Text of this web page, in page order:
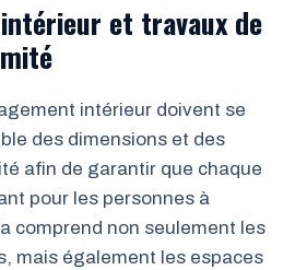
et travaux de
intérieur doivent se
des dimensions et des
afin de garantir que chaque
pour les personnes à
comprend non seulement les
mais également les espaces